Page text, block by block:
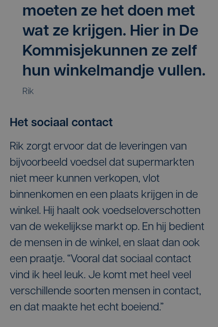
moeten ze het doen met
wat ze krijgen. Hier in De
Kommisjekunnen ze zelf
hun winkelmandje vullen.
Rik
Het sociaal contact
Rik zorgt ervoor dat de leveringen van
bijvoorbeeld voedsel dat supermarkten
niet meer kunnen verkopen, vlot
binnenkomen en een plaats krijgen in de
winkel. Hij haalt ook voedseloverschotten
van de wekelijkse markt op. En hij bedient
de mensen in de winkel, en slaat dan ook
een praatje. “Vooral dat sociaal contact
vind ik heel leuk. Je komt met heel veel
verschillende soorten mensen in contact,
en dat maakte het echt boeiend.”